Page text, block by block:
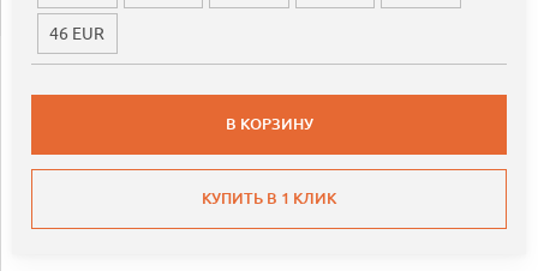
46 EUR
В КОРЗИНУ
КУПИТЬ В 1 КЛИК